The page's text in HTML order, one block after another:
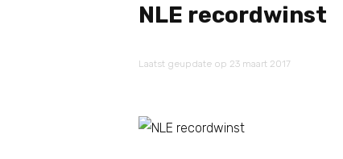
NLE recordwinst
Laatst geupdate op 23 maart 2017